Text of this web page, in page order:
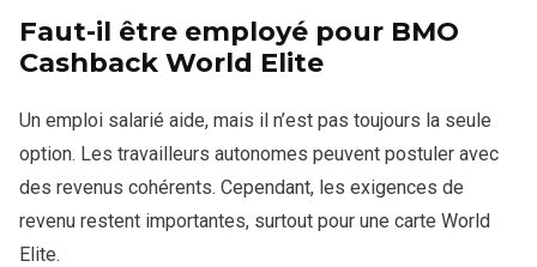
Faut-il être employé pour BMO
Cashback World Elite
Un emploi salarié aide, mais il n’est pas toujours la seule
option. Les travailleurs autonomes peuvent postuler avec
des revenus cohérents. Cependant, les exigences de
revenu restent importantes, surtout pour une carte World
Elite.